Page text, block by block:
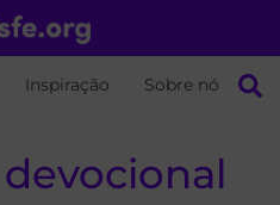
Inspiração Sobre nós